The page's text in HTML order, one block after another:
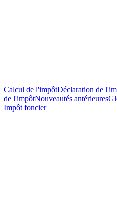
Calcul de l'impôtDéclaration de
de l'impôtNouveautés antérieures
Impôt foncier